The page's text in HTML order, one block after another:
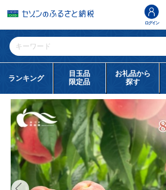
ログイン
ランキング
目玉品
限定品
お礼品から
探す